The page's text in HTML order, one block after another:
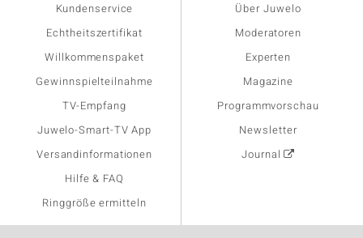
Kundenservice
Echtheitszertifikat
Willkommenspaket
Gewinnspielteilnahme
TV-Empfang
Juwelo-Smart-TV App
Versandinformationen
Hilfe & FAQ
Ringgröße ermitteln
Über Juwelo
Moderatoren
Experten
Magazine
Programmvorschau
Newsletter
Journal